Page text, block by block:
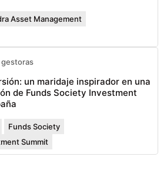
Asset Management
gestoras
un maridaje inspirador en una
de Funds Society Investment
Funds Society
Summit